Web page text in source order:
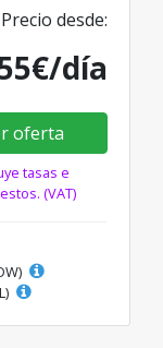
Precio desde:
día
oferta
tasas e
(VAT)